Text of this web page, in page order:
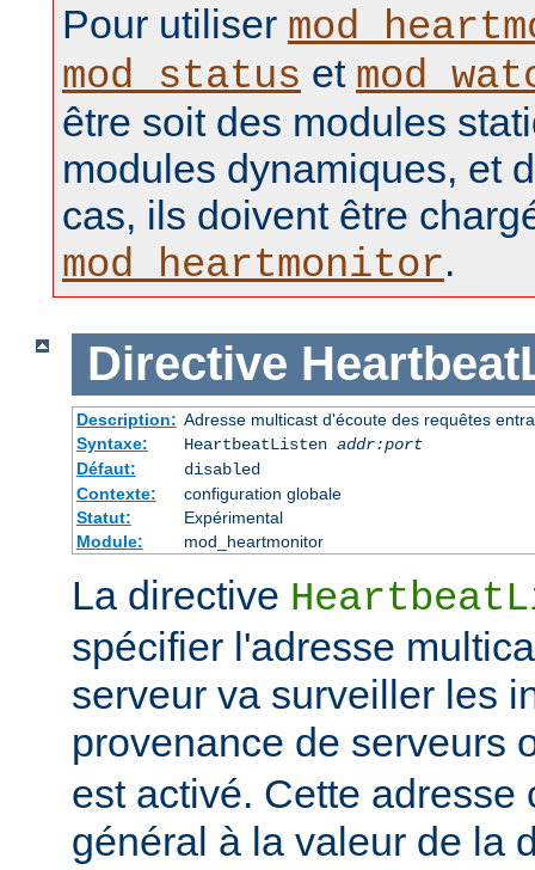
Pour utiliser
mod_status et
être soit des modules
modules dynamiques, et
cas, ils doivent être
mod_heartmonitor.
Directive
Description: Adresse multicast d'écoute des requêtes
Syntaxe:
HeartbeatListen addr:port
Défaut:
disabled
Contexte:
configuration globale
Statut:
Expérimental
Module:
mod_heartmonitor
La directive
spécifier l'adresse
serveur va surveiller les
provenance de serveurs
est activé. Cette adresse
général à la valeur de la